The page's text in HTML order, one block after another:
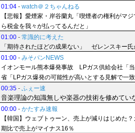
01:04 - watch＠２ちゃんねる
【悲報】愛煙家・岸谷蘭丸「喫煙者の権利がマ
ら税金を我々が払ってるんだと」
01:00 - 常識的に考えた
「期待されたほどの成果ない」 ゼレンスキー
01:00 - みそパンNEWS
イオンモール熊本爆発事故 LPガス供給会社「
省「LPガス爆発の可能性が高いとする見解で一
00:35 - ふぇー速
音楽理論の知識無しや楽器の技術を修めてい
00:00 - かたすみ速報
【韓国】ウェブトゥーン、売上が減りはじめた
期比で売上がマイナス16％